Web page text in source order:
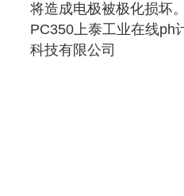
将造成电极被极化损坏
PC350上泰工业在线ph
科技有限公司